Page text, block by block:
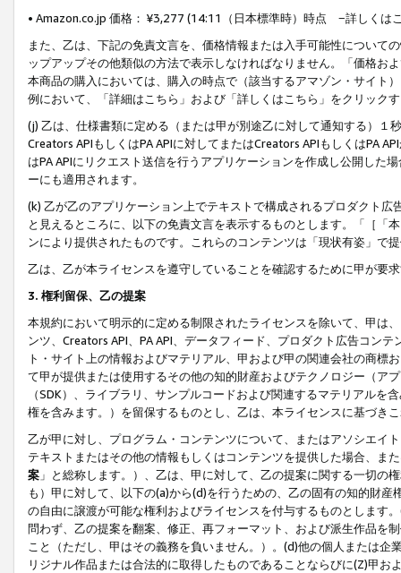
• Amazon.co.jp 価格： ¥3,277 (14:11（日本標準時）時点 −詳しくは
また、乙は、下記の免責文言を、価格情報または入手可能性について
ップアップその他類似の方法で表示しなければなりません。「価格
本商品の購入においては、購入の時点で（該当するアマゾン・サイト
例において、「詳細はこちら」および「詳しくはこちら」をクリック
(j) 乙は、仕様書類に定める（または甲が別途乙に対して通知する）
Creators APIもしくはPA APIに対してまたはCreators APIもしくはPA
はPA APIにリクエスト送信を行うアプリケーションを作成し公開した
ーにも適用されます。
(k) 乙が乙のアプリケーション上でテキストで構成されるプロダクト
と見えるところに、以下の免責文言を表示するものとします。「［「
ンにより提供されたものです。これらのコンテンツは「現状有姿」で
乙は、乙が本ライセンスを遵守していることを確認するために甲が要
3. 権利留保、乙の提案
本規約において明示的に定める制限されたライセンスを除いて、甲は
ンツ、Creators API、PA API、データフィード、プロダクト広告コン
ト・サイト上の情報およびマテリアル、甲および甲の関連会社の商
て甲が提供または使用するその他の知的財産およびテクノロジー（ア
（SDK）、ライブラリ、サンプルコードおよび関連するマテリアル
権を含みます。）を留保するものとし、乙は、本ライセンスに基づき
乙が甲に対し、プログラム・コンテンツについて、またはアソシエイ
テキストまたはその他の情報もしくはコンテンツを提供した場合、ま
案 」と総称します。）、乙は、甲に対して、乙の提案に関する一切
も）甲に対して、以下の(a)から(d)を行うための、乙の固有の知的財
の自由に譲渡が可能な権利およびライセンスを付与するものとします
問わず、乙の提案を翻案、修正、再フォーマット、および派生作品を
こと（ただし、甲はその義務を負いません。）。(d)他の個人または
リジナル作品または合法的に取得したものであることならびに(Z)甲